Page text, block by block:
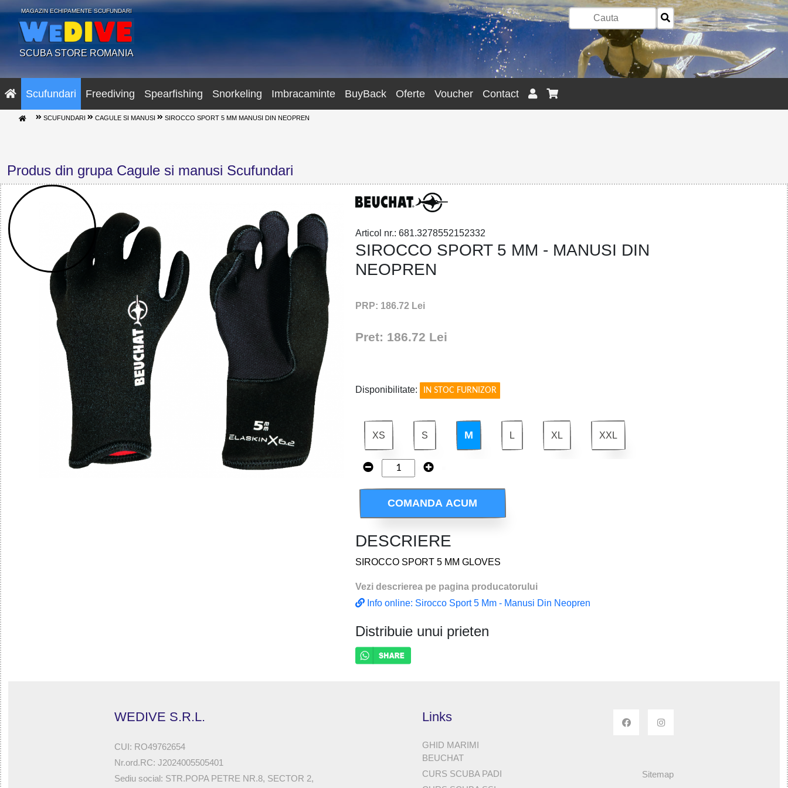
MAGAZIN ECHIPAMENTE SCUFUNDARI
SCUBA STORE ROMANIA
Scufundari Freediving Spearfishing Snorkeling Imbracaminte BuyBack Oferte Voucher Contact
SCUFUNDARI CAGULE SI MANUSI SIROCCO SPORT 5 MM MANUSI DIN NEOPREN
Produs din grupa Cagule si manusi Scufundari
Articol nr.: 681.3278552152332
SIROCCO SPORT 5 MM - MANUSI DIN
NEOPREN
PRP: 186.72 Lei
Pret: 186.72 Lei
Disponibilitate: IN STOC FURNIZOR
XS S M L XL XXL
COMANDA ACUM
DESCRIERE
SIROCCO SPORT 5 MM GLOVES
Vezi descrierea pe pagina producatorului
Info online: Sirocco Sport 5 Mm - Manusi Din Neopren
Distribuie unui prieten
WEDIVE S.R.L.
CUI: RO49762654
Nr.ord.RC: J2024005505401
Sediu social: STR.POPA PETRE NR.8, SECTOR 2,
Links
GHID MARIMI
BEUCHAT
CURS SCUBA PADI
Sitemap